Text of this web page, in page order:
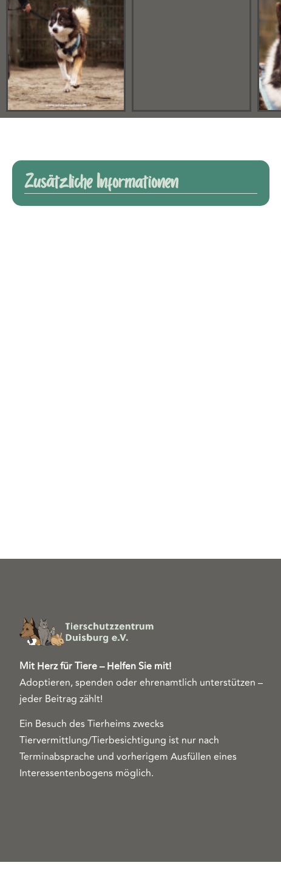
Zusätzliche Informationen
Mit Herz für Tiere – Helfen Sie mit!
Adoptieren, spenden oder ehrenamtlich unterstützen –
jeder Beitrag zählt!
Ein Besuch des Tierheims zwecks
Tiervermittlung/Tierbesichtigung ist nur nach
Terminabsprache und vorherigem Ausfüllen eines
Interessentenbogens möglich.